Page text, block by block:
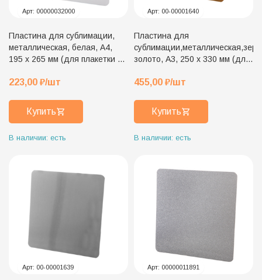
Арт: 00000032000
Пластина для сублимации,
металлическая, белая, А4,
195 х 265 мм (для плакетки 23
223,00 ₽/шт
Купить
В наличии: есть
Арт: 00-00001640
Пластина для
золото, А3, 250 х 330 мм (для
455,00 ₽/шт
Купить
В наличии: есть
Арт: 00-00001639 Арт: 00000011891